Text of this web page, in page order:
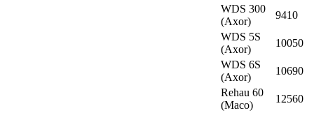
WDS 300
(Axor)
9410
WDS 5S
(Axor)
10050
WDS 6S
(Axor)
10690
Rehau 60
(Maco)
12560